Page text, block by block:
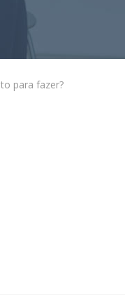
para fazer?